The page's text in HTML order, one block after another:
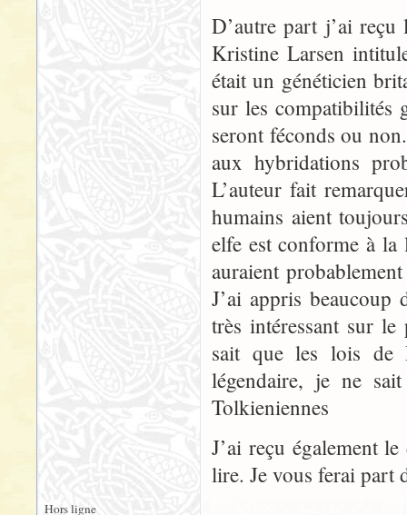
D’autre part j’ai
Kristine Larsen
était un généticien
sur les compatibilités
seront féconds ou
aux hybridations
L’auteur fait
humains aient
elfe est conforme à la
auraient
J’ai appris
très intéressant sur
sait que les lois de
légendaire, je ne
Tolkieniennes
J’ai reçu également
lire. Je vous ferai part
Hors ligne